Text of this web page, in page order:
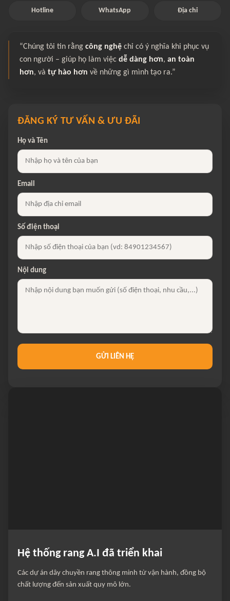
Hotline WhatsApp Địa chỉ
“Chúng tôi tin rằng công nghệ chỉ có ý nghĩa khi phục vụ
con người – giúp họ làm việc dễ dàng hơn, an toàn
hơn, và tự hào hơn về những gì mình tạo ra.”
Hệ thống rang A.I đã triển khai
Các dự án dây chuyền rang thông minh từ vận hành, đồng bộ
chất lượng đến sản xuất quy mô lớn.
ĐĂNG KÝ TƯ VẤN & ƯU ĐÃI
Họ và Tên
Email
Số điện thoại
Nội dung
GỬI LIÊN HỆ